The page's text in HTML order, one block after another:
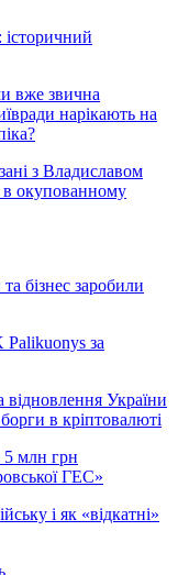
історичний
вже звична
нарікають на
з Владиславом
в окупованному
бізнес заробили
за
України
в кріптовалюті
5 млн грн
ГЕС»
і як «відкатні»